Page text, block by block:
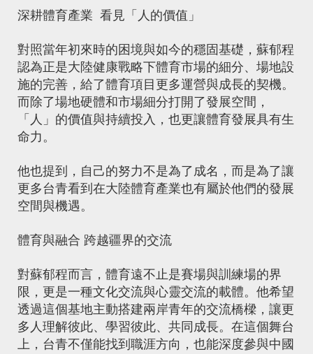
深耕體育產業 看見 「 人的價值」
對照當年初來時的困境與如今的穩固基礎，蘇郁程
認為正是大陸健康戰略下體育市場的細分、場地設
施的完善，給了體育項目更多運營與成長的契機。
而除了場地硬體和市場細分打開了發展空間，
「人」的價值與持續投入，也更讓體育發展具有生
命力。
他也提到，自己的努力不是為了成名，而是為了讓
更多台青看到在大陸體育產業也有屬於他們的發展
空間與機遇。
體育與融合 跨越疆界的交流
對蘇郁程而言，體育遠不止是賽場與訓練場的界
限，更是一種文化交流與心靈交流的載體。他希望
透過這個基地主動搭建兩岸青年的交流橋樑，讓更
多人理解彼此、學習彼此、共同成長。在這個舞台
上，台青不僅能找到職涯方向，也能深度參與中國